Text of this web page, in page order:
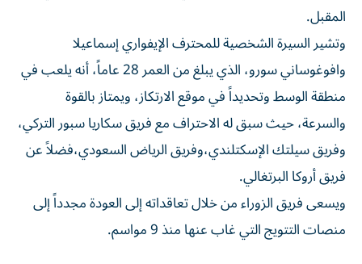
المقبل.
وتشير السيرة الشخصية للمحترف الإيفواري إسماعيلا
وافوغوساني سورو، الذي يبلغ من العمر 28 عاماً، أنه يلعب في
منطقة الوسط وتحديداً في موقع الارتكاز، ويمتاز بالقوة
والسرعة، حيث سبق له الاحتراف مع فريق سكاريا سبور التركي،
وفريق سيلتك الإسكتلندي،وفريق الرياض السعودي،فضلاً عن
فريق أروكا البرتغالي.
ويسعى فريق الزوراء من خلال تعاقداته إلى العودة مجدداً إلى
منصات التتويج التي غاب عنها منذ 9 مواسم.